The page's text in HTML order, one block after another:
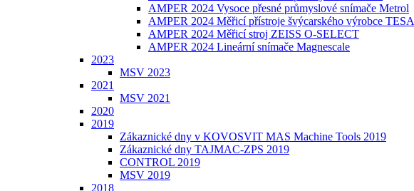
AMPER 2024 Vysoce přesné průmyslové snímače Metrol
AMPER 2024 Měřicí přístroje švýcarského výrobce TESA
AMPER 2024 Měřicí stroj ZEISS O-SELECT
AMPER 2024 Lineární snímače Magnescale
2023
MSV 2023
2021
MSV 2021
2020
2019
Zákaznické dny v KOVOSVIT MAS Machine Tools 2019
Zákaznické dny TAJMAC-ZPS 2019
CONTROL 2019
MSV 2019
2018